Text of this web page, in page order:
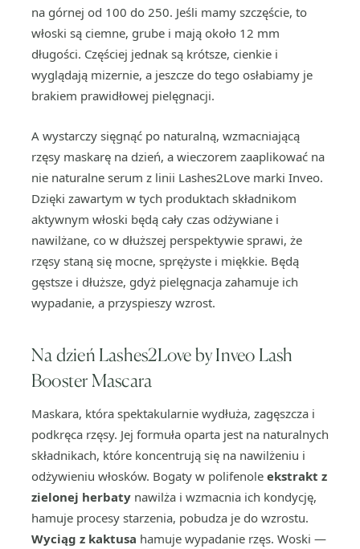
na górnej od 100 do 250. Jeśli mamy szczęście, to
włoski są ciemne, grube i mają około 12 mm
długości. Częściej jednak są krótsze, cienkie i
wyglądają mizernie, a jeszcze do tego osłabiamy je
brakiem prawidłowej pielęgnacji.
A wystarczy sięgnąć po naturalną, wzmacniającą
rzęsy maskarę na dzień, a wieczorem zaaplikować na
nie naturalne serum z linii Lashes2Love marki Inveo.
Dzięki zawartym w tych produktach składnikom
aktywnym włoski będą cały czas odżywiane i
nawilżane, co w dłuższej perspektywie sprawi, że
rzęsy staną się mocne, sprężyste i miękkie. Będą
gęstsze i dłuższe, gdyż pielęgnacja zahamuje ich
wypadanie, a przyspieszy wzrost.
Na dzień Lashes2Love by Inveo Lash
Booster Mascara
Maskara, która spektakularnie wydłuża, zagęszcza i
podkręca rzęsy. Jej formuła oparta jest na naturalnych
składnikach, które koncentrują się na nawilżeniu i
odżywieniu włosków. Bogaty w polifenole ekstrakt z
zielonej herbaty nawilża i wzmacnia ich kondycję,
hamuje procesy starzenia, pobudza je do wzrostu.
Wyciąg z kaktusa hamuje wypadanie rzęs. Woski —